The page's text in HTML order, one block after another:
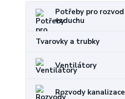
Potřeby pro rozvod
vzduchu
Tvarovky a trubky
Ventilátory
Rozvody kanalizace